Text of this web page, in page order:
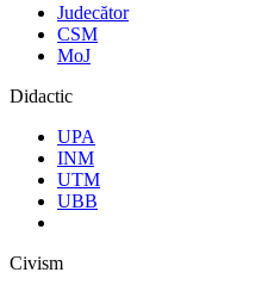
Judecător
CSM
MoJ
Didactic
UPA
INM
UTM
UBB
Civism